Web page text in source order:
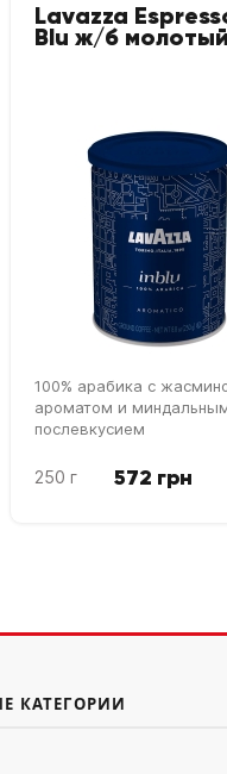
Lavazza
Blu ж/б молотый
100% арабика с
ароматом и
послевкусием
250 г 572 грн
КАТЕГОРИИ